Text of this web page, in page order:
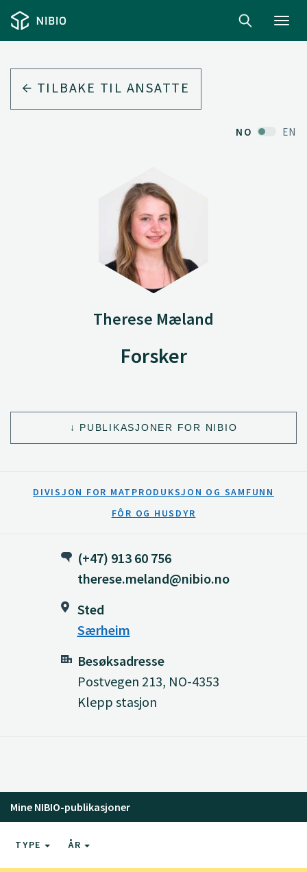
TILBAKE TIL ANSATTE
NO EN
Therese Mæland
Forsker
PUBLIKASJONER FOR NIBIO
DIVISJON FOR MATPRODUKSJON OG SAMFUNN
FÔR OG HUSDYR
(+47) 913 60 756
therese.meland@nibio.no
Sted
Særheim
Besøksadresse
Postvegen 213, NO-4353
Klepp stasjon
Mine NIBIO-publikasjoner
TYPE ÅR